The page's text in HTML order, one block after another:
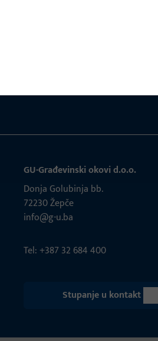
GU-Građevinski okovi d.o.o.
Donja Golubinja bb.
72230 Žepče
info@g-u.ba
Tel: +387 32 684 400
Stupanje u kontakt